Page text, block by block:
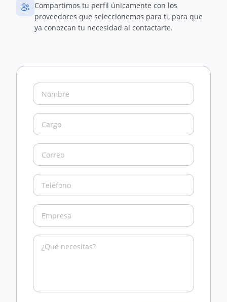
Compartimos tu perfil únicamente con los
proveedores que seleccionemos para ti, para que
ya conozcan tu necesidad al contactarte.